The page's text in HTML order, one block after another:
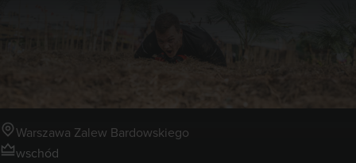
Warszawa Zalew Bardowskiego
wschód